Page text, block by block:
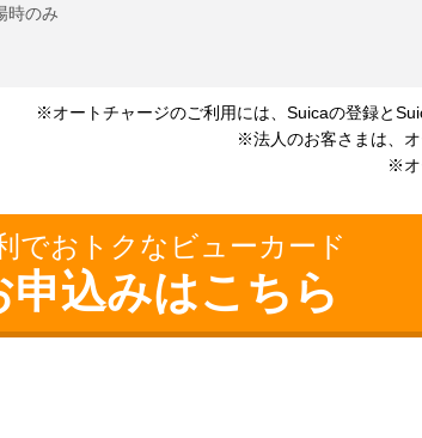
時のみ
※オートチャージのご利用には、Suicaの登録と
※法人のお客さまは、オ
※オ
でおトクなビューカード
申込みはこちら